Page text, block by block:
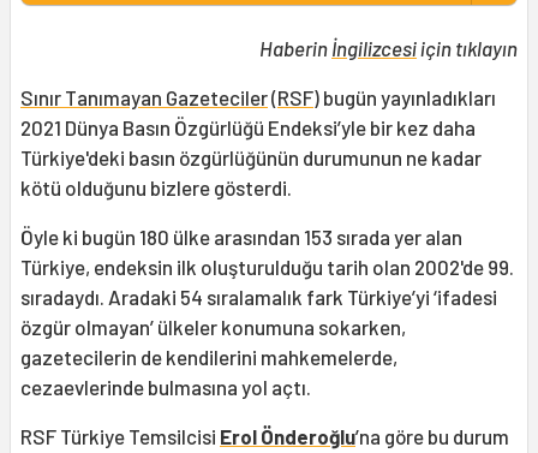
Haberin İngilizcesiiçin tıklayın
Sınır Tanımayan Gazeteciler(RSF) bugün yayınladıkları
2021 Dünya Basın Özgürlüğü Endeksi’yle bir kez daha
Türkiye'deki basın özgürlüğünün durumunun ne kadar
kötü olduğunu bizlere gösterdi.
Öyle ki bugün 180 ülke arasından 153 sırada yer alan
Türkiye, endeksin ilk oluşturulduğu tarih olan 2002'de 99.
sıradaydı. Aradaki 54 sıralamalık fark Türkiye’yi ‘ifadesi
özgür olmayan’ ülkeler konumuna sokarken,
gazetecilerin de kendilerini mahkemelerde,
cezaevlerinde bulmasına yol açtı.
RSF Türkiye Temsilcisi Erol Önderoğlu’na göre bu durum